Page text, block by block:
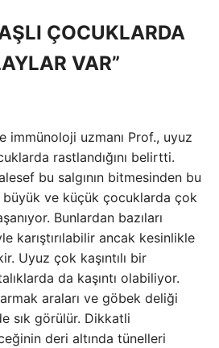
ÇOCUKLARDA
VAR”
immünoloji uzmanı Prof., uyuz
rastlandığını belirtti.
bu salgının bitmesinden bu
büyük ve küçük çocuklarda çok
Bunlardan bazıları
karıştırılabilir ancak kesinlikle
Uyuz çok kaşıntılı bir
da kaşıntı olabiliyor.
araları ve göbek deliği
sık görülür. Dikkatli
deri altında tünelleri